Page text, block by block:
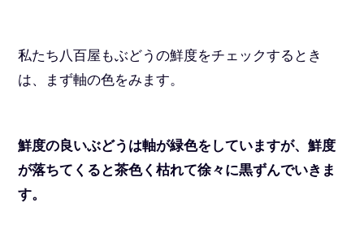
私たち八百屋もぶどうの鮮度をチェックするとき
は、まず軸の色をみます。
鮮度の良いぶどうは軸が緑色をしていますが、鮮度
が落ちてくると茶色く枯れて徐々に黒ずんでいきま
す。